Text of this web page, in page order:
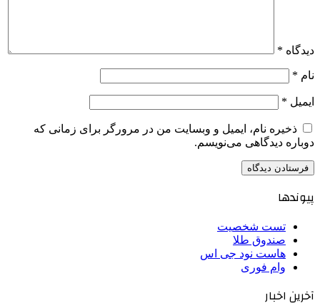
دیدگاه *
نام *
ایمیل *
ذخیره نام، ایمیل و وبسایت من در مرورگر برای زمانی که
دوباره دیدگاهی می‌نویسم.
پیوندها
تست شخصیت
صندوق طلا
هاست نود جی اس
وام فوری
آخرین اخبار